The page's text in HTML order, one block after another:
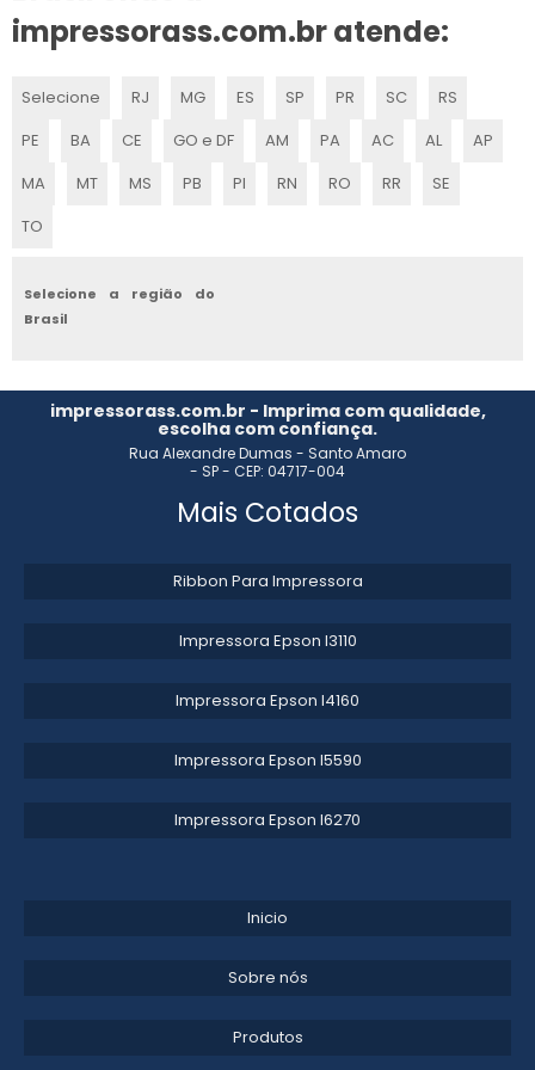
FABRICANTE DE TINTA PARA PNEU
TINTA PARA TINGIR FIOS E CABOS
TINTA PAR PNEU EM SP
TINTA SUBLIMATICA INKTEC
TINTA SOLVENTE PARA IMPRESSORA INDUSTRIAL
FORNECEDOR DE TINTA PARA PNEU
TINTA PARA IMPRESSORA INKJET
TINTA PARA PINTAR PNEU
impressorass.com.br atende:
Selecione RJ MG ES SP PR SC
RS
PE
BA CE GO e DF AM PA AC AL
AP
MA
MT MS PB PI RN RO RR
SE
TO
Selecione a região do
Brasil
impressorass.com.br - Imprima com qualidade,
escolha com confiança.
Rua Alexandre Dumas - Santo Amaro
- SP - CEP: 04717-004
Mais Cotados
Ribbon Para Impressora
Impressora Epson l3110​
Impressora Epson l4160​
Impressora Epson l5590​
Impressora Epson l6270​
Inicio
Sobre nós
Produtos